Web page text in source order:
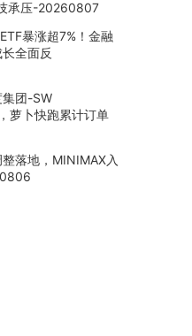
力士(07709.HK)
技(03185.HK)跌1.
承压-20260807
暴涨超7%！金融
全面反
集团-SW
萝卜快跑累计订单
落地，MINIMAX入